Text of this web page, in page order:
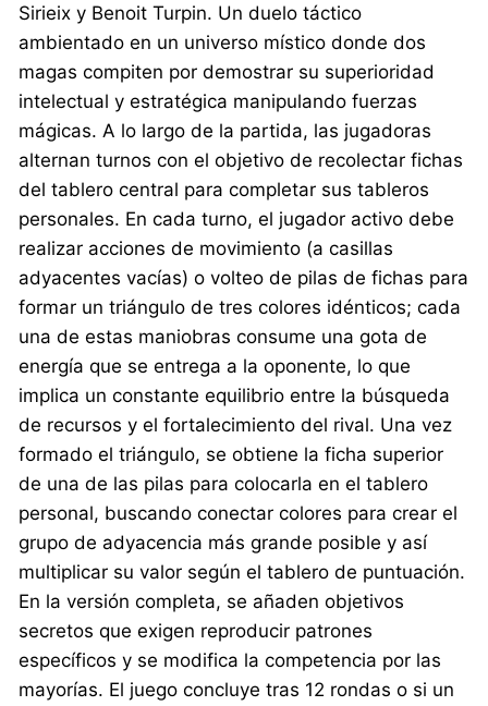
Sirieix y Benoit Turpin. Un duelo táctico
ambientado en un universo místico donde dos
magas compiten por demostrar su superioridad
intelectual y estratégica manipulando fuerzas
mágicas. A lo largo de la partida, las jugadoras
alternan turnos con el objetivo de recolectar fichas
del tablero central para completar sus tableros
personales. En cada turno, el jugador activo debe
realizar acciones de movimiento (a casillas
adyacentes vacías) o volteo de pilas de fichas para
formar un triángulo de tres colores idénticos; cada
una de estas maniobras consume una gota de
energía que se entrega a la oponente, lo que
implica un constante equilibrio entre la búsqueda
de recursos y el fortalecimiento del rival. Una vez
formado el triángulo, se obtiene la ficha superior
de una de las pilas para colocarla en el tablero
personal, buscando conectar colores para crear el
grupo de adyacencia más grande posible y así
multiplicar su valor según el tablero de puntuación.
En la versión completa, se añaden objetivos
secretos que exigen reproducir patrones
específicos y se modifica la competencia por las
mayorías. El juego concluye tras 12 rondas o si un